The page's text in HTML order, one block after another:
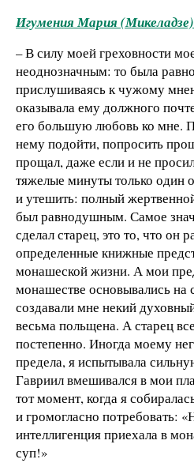
Игумения Мария (Микеладзе)
– В силу моей греховности
неоднозначным: то была
прислушиваясь к чужому
оказывала ему должного
его большую любовь ко мне.
нему подойти, попросить
прощал, даже если и не
тяжелые минуты только один
и утешить: полный
был равнодушным. Самое
сделал старец, это то, что он
определенные книжные
монашеской жизни. А мои
монашестве основывались на
создавали мне некий
весьма польщена. А старец
постепенно. Иногда моему
предела, я испытывала
Гавриил вмешивался в мои
тот момент, когда я
и громогласно потребовать:
интеллигенция приехала в
суп!»